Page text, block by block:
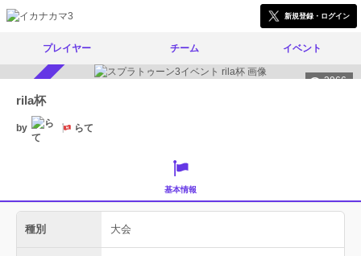
新規登録・ログイン
プレイヤー チーム イベント
参加者募集中 2966
rila杯
by らて
基本情報
種別 大会